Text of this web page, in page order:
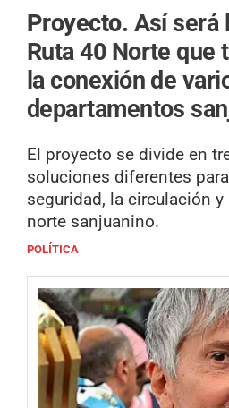
Proyecto. Así será
Ruta 40 Norte que
la conexión de
departamentos
El proyecto se divide en
soluciones diferentes
seguridad, la circulación
norte sanjuanino.
POLÍTICA